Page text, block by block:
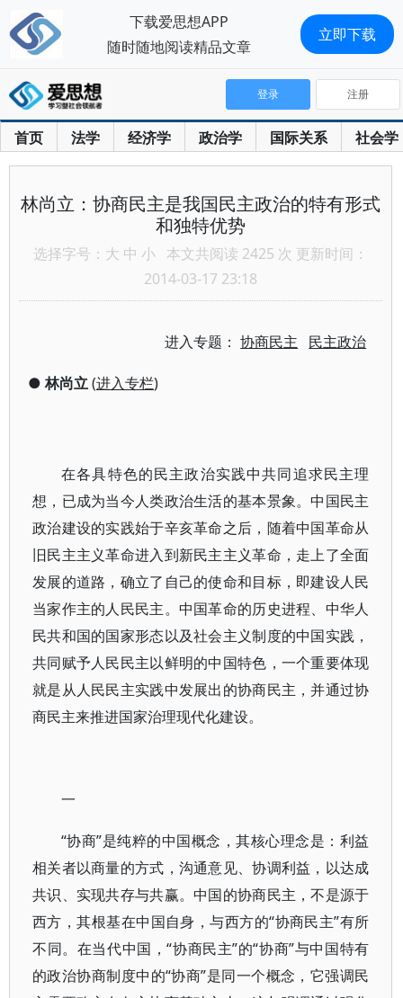
首页 法学 经济学 政治学 国际关系 社会学
登录 注册
林尚立：协商民主是我国民主政治的特有形式
和独特优势
选择字号： 大 中 小 本文共阅读 2425 次 更新时间：
2014-03-17 23:18
进入专题：协商民主 民主政治
●林尚立(进入专栏)
在各具特色的民主政治实践中共同追求民主理
想，已成为当今人类政治生活的基本景象。中国民主
政治建设的实践始于辛亥革命之后，随着中国革命从
旧民主主义革命进入到新民主主义革命，走上了全面
发展的道路，确立了自己的使命和目标，即建设人民
当家作主的人民民主。中国革命的历史进程、中华人
民共和国的国家形态以及社会主义制度的中国实践，
共同赋予人民民主以鲜明的中国特色，一个重要体现
就是从人民民主实践中发展出的协商民主，并通过协
商民主来推进国家治理现代化建设。
一
“协商”是纯粹的中国概念，其核心理念是：利益
相关者以商量的方式，沟通意见、协调利益，以达成
共识、实现共存与共赢。中国的协商民主，不是源于
西方，其根基在中国自身，与西方的“协商民主”有所
不同。在当代中国，“协商民主”的“协商”与中国特有
的政治协商制度中的“协商”是同一个概念，它强调民
下载爱思想APP
随时随地阅读精品文章
立即下载